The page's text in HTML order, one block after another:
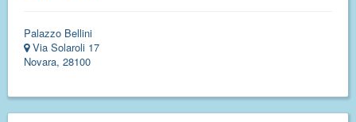
Palazzo Bellini
Via Solaroli 17
Novara, 28100